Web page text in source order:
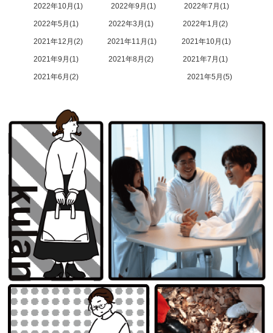
2022年10月 1 2022年9月 1 2022年7月 1
2022年5月 1 2022年3月 1 2022年1月 2
2021年12月 2 2021年11月 1 2021年10月 1
2021年9月 1 2021年8月 2 2021年7月 1
2021年6月 2 2021年5月 5